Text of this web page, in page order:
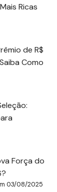
Ricas
de R$
Como
Força do
03/08/2025